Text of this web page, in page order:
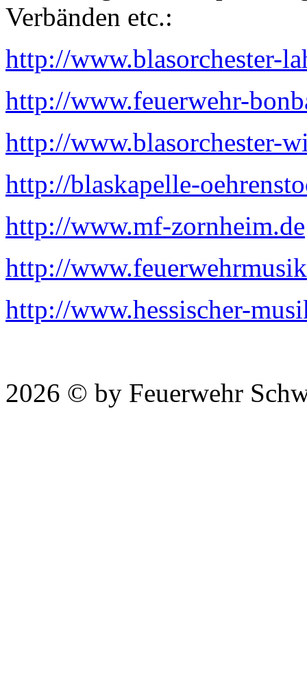
Verbänden etc.:
http://www.blasorchester-
http://www.feuerwehr-
http://www.blasorchester-
http://blaskapelle-
http://www.mf-zornheim.de
http://
http://www.hessischer-
2026 © by Feuerwehr